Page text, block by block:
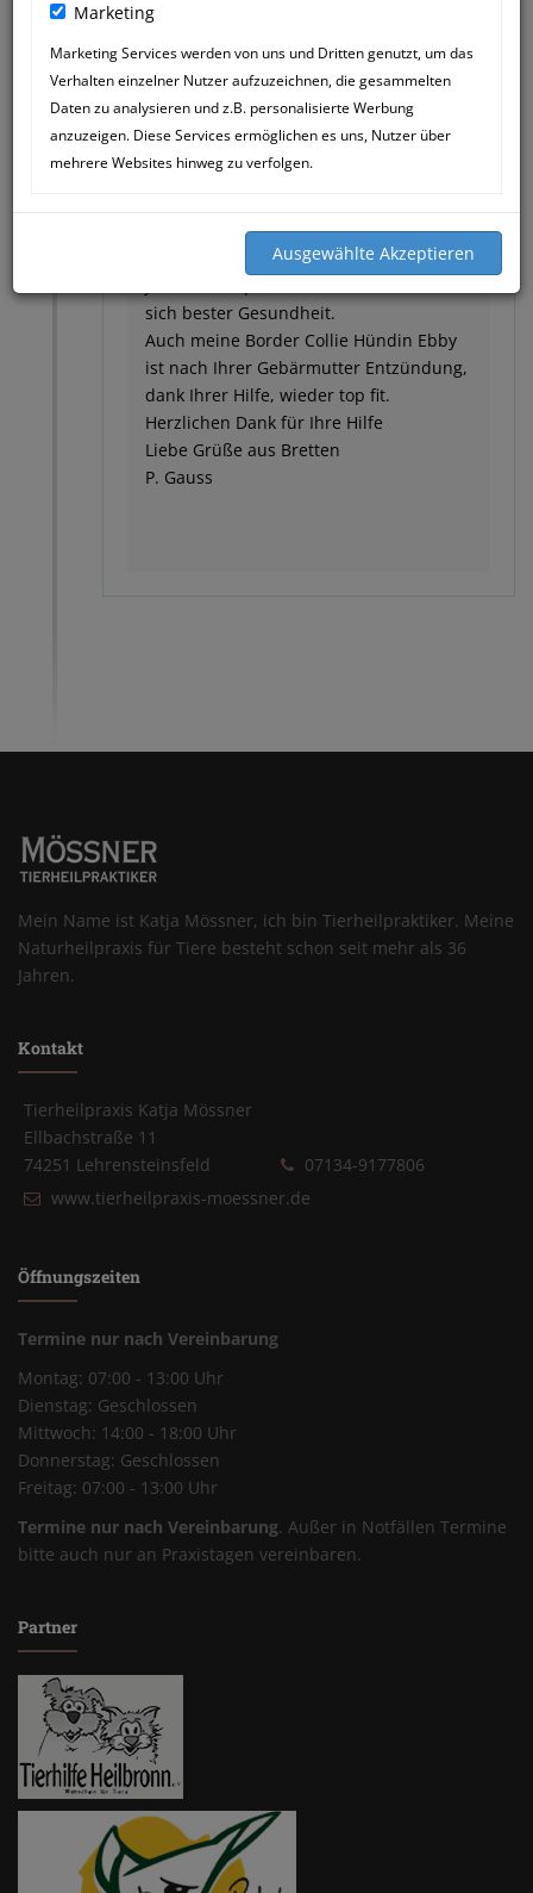
Marketing
Marketing Services werden von uns und Dritten genutzt, um das
Verhalten einzelner Nutzer aufzuzeichnen, die gesammelten
Daten zu analysieren und z.B. personalisierte Werbung
anzuzeigen. Diese Services ermöglichen es uns, Nutzer über
mehrere Websites hinweg zu verfolgen.
27 PETRA GAUSS
16:13
Liebe Frau Mössner,
schwer verletzen Kater, der in eine Falle
geraten ist, das Leben gerettet. Er ist
sich bester Gesundheit.
Auch meine Border Collie Hündin Ebby
ist nach Ihrer Gebärmutter Entzündung,
dank Ihrer Hilfe, wieder top fit.
Herzlichen Dank für Ihre Hilfe
Liebe Grüße aus Bretten
P. Gauss
Mein Name ist Katja Mössner, ich bin Tierheilpraktiker. Meine
Naturheilpraxis für Tiere besteht schon seit mehr als 36
Jahren.
Kontakt
Tierheilpraxis Katja Mössner
Ellbachstraße 11
74251 Lehrensteinsfeld
07134-9177806
www.tierheilpraxis-moessner.de
Öffnungszeiten
Termine nur nach Vereinbarung
Montag: 07:00 - 13:00 Uhr
Dienstag: Geschlossen
Mittwoch: 14:00 - 18:00 Uhr
Donnerstag: Geschlossen
Freitag: 07:00 - 13:00 Uhr
Termine nur nach Vereinbarung. Außer in Notfällen Termine
bitte auch nur an Praxistagen vereinbaren.
Partner